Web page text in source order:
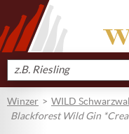
Produkt
suchen
Winzer
WILD
Blackforest Wild Gin